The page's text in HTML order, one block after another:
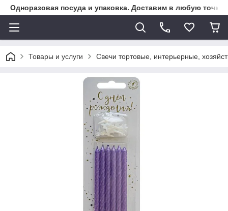
Одноразовая посуда и упаковка. Доставим в любую точку
Товары и услуги Свечи тортовые, интерьерные,